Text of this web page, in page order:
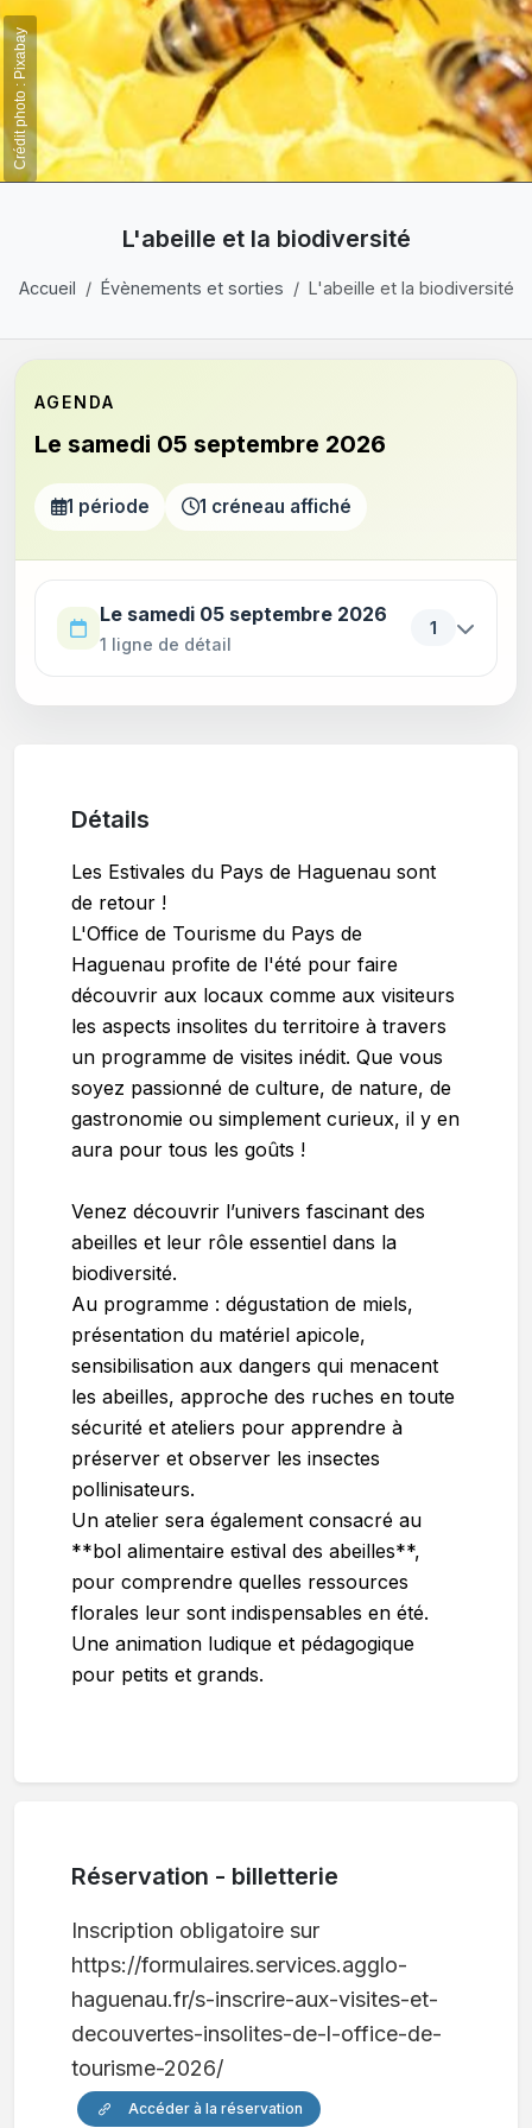
Crédit photo : Pixabay
L'abeille et la biodiversité
Accueil Évènements et sorties L'abeille et la biodiversité
AGENDA
Le samedi 05 septembre 2026
1 période 1 créneau affiché
Le samedi 05 septembre 2026
1 ligne de détail
1
Détails
Les Estivales du Pays de Haguenau sont
de retour !
L'Office de Tourisme du Pays de
Haguenau profite de l'été pour faire
découvrir aux locaux comme aux visiteurs
les aspects insolites du territoire à travers
un programme de visites inédit. Que vous
soyez passionné de culture, de nature, de
gastronomie ou simplement curieux, il y en
aura pour tous les goûts !
Venez découvrir l’univers fascinant des
abeilles et leur rôle essentiel dans la
biodiversité.
Au programme : dégustation de miels,
présentation du matériel apicole,
sensibilisation aux dangers qui menacent
les abeilles, approche des ruches en toute
sécurité et ateliers pour apprendre à
préserver et observer les insectes
pollinisateurs.
Un atelier sera également consacré au
**bol alimentaire estival des abeilles**,
pour comprendre quelles ressources
florales leur sont indispensables en été.
Une animation ludique et pédagogique
pour petits et grands.
Réservation - billetterie
Inscription obligatoire sur
https://formulaires.services.agglo-
haguenau.fr/s-inscrire-aux-visites-et-
decouvertes-insolites-de-l-office-de-
tourisme-2026/
Accéder à la réservation